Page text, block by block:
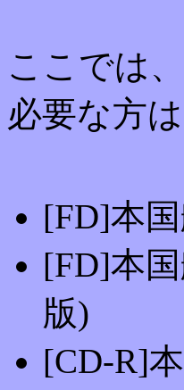
ここでは
必要な方
[FD]本
[FD]本
版)
[CD-R]